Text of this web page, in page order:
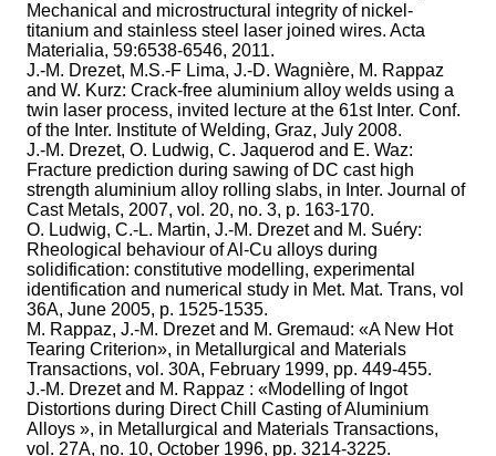
Mechanical and microstructural integrity of nickel-
titanium and stainless steel laser joined wires. Acta
Materialia, 59:6538-6546, 2011.
J.-M. Drezet, M.S.-F Lima, J.-D. Wagnière, M. Rappaz
and W. Kurz: Crack-free aluminium alloy welds using a
twin laser process, invited lecture at the 61st Inter. Conf.
of the Inter. Institute of Welding, Graz, July 2008.
J.-M. Drezet, O. Ludwig, C. Jaquerod and E. Waz:
Fracture prediction during sawing of DC cast high
strength aluminium alloy rolling slabs, in Inter. Journal of
Cast Metals, 2007, vol. 20, no. 3, p. 163-170.
O. Ludwig, C.-L. Martin, J.-M. Drezet and M. Suéry:
Rheological behaviour of Al-Cu alloys during
solidification: constitutive modelling, experimental
identification and numerical study in Met. Mat. Trans, vol
36A, June 2005, p. 1525-1535.
M. Rappaz, J.-M. Drezet and M. Gremaud: «A New Hot
Tearing Criterion», in Metallurgical and Materials
Transactions, vol. 30A, February 1999, pp. 449-455.
J.-M. Drezet and M. Rappaz : «Modelling of Ingot
Distortions during Direct Chill Casting of Aluminium
Alloys », in Metallurgical and Materials Transactions,
vol. 27A, no. 10, October 1996, pp. 3214-3225.